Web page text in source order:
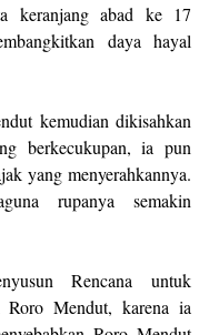
keranjang abad ke 17
daya hayal
kemudian dikisahkan
berkecukupan, ia pun
yang menyerahkannya.
rupanya semakin
Rencana untuk
Roro Mendut, karena ia